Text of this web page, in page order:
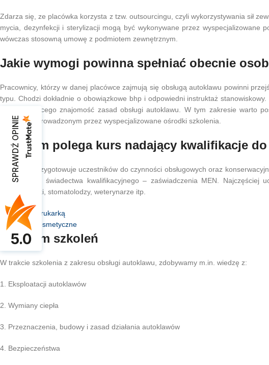
Zdarza się, ze placówka korzysta z tzw. outsourcingu, czyli wykorzystywania sił
mycia, dezynfekcji i sterylizacji mogą być wykonywane przez wyspecjalizowane
wówczas stosowną umowę z podmiotem zewnętrznym.
Jakie wymogi powinna spełniać obecnie
Pracownicy, którzy w danej placówce zajmują się obsługą autoklawu powinni
typu. Chodzi dokładnie o obowiązkowe bhp i odpowiedni instruktaż
potwierdzającego znajomość zasad obsługi autoklawu. W tym zakresie warto
autoklawu, prowadzonym przez wyspecjalizowane ośrodki szkolenia.
Na czym polega kurs nadający kwalifikacje
Szkolenie przygotowuje uczestników do czynności obsługowych oraz
pozyskaniem świadectwa kwalifikacyjnego – zaświadczenia MEN. Najczęściej
manicurzystki, stomatolodzy, weterynarze itp.
Autoklaw z drukarką
Autoklawy kosmetyczne
Program szkoleń
W trakcie szkolenia z zakresu obsługi autoklawu, zdobywamy m.in. wiedzę z:
1. Eksploatacji autoklawów
2. Wymiany ciepła
3. Przeznaczenia, budowy i zasad działania autoklawów
4. Bezpieczeństwa
SPRAWDŹ OPINIE
5.0